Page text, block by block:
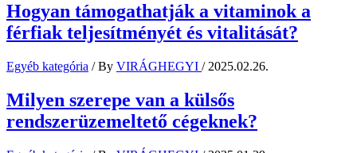
Hogyan támogathatják a vitaminok a
férfiak teljesítményét és vitalitását?
Egyéb kategória / By VIRÁGHEGYI / 2025.02.26.
Milyen szerepe van a külsős
rendszerüzemeltető cégeknek?